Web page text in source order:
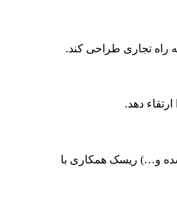
راه تجاری طراحی کند.
دهد.
و…) ریسک همکاری با